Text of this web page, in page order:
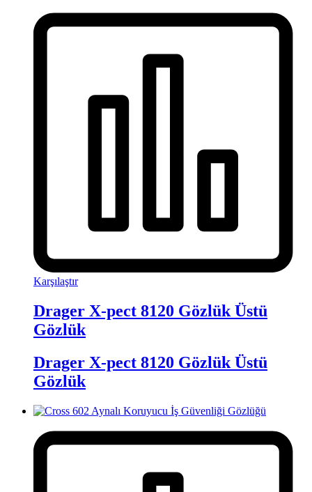
Karşılaştır
Drager X-pect 8120 Gözlük Üstü
Gözlük
Drager X-pect 8120 Gözlük Üstü
Gözlük